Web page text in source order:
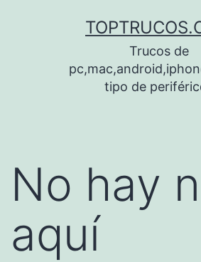
Trucos de
tipo de
No hay
aquí